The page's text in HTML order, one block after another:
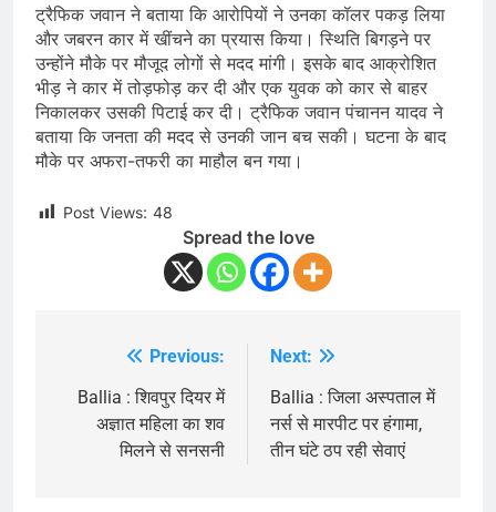
ट्रैफिक जवान ने बताया कि आरोपियों ने उनका कॉलर पकड़ लिया
और जबरन कार में खींचने का प्रयास किया। स्थिति बिगड़ने पर
उन्होंने मौके पर मौजूद लोगों से मदद मांगी। इसके बाद आक्रोशित
भीड़ ने कार में तोड़फोड़ कर दी और एक युवक को कार से बाहर
निकालकर उसकी पिटाई कर दी। ट्रैफिक जवान पंचानन यादव ने
बताया कि जनता की मदद से उनकी जान बच सकी। घटना के बाद
मौके पर अफरा-तफरी का माहौल बन गया।
Post Views: 48
Spread the love
navigation
Previous:
Ballia : शिवपुर दियर में
अज्ञात महिला का शव
मिलने से सनसनी
Next:
Ballia : जिला अस्पताल में
नर्स से मारपीट पर हंगामा,
तीन घंटे ठप रही सेवाएं